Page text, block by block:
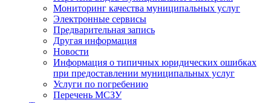
Мониторинг качества муниципальных услуг
Электронные сервисы
Предварительная запись
Другая информация
Новости
Информация о типичных юридических ошибках
при предоставлении муниципальных услуг
Услуги по погребению
Перечень МСЗУ